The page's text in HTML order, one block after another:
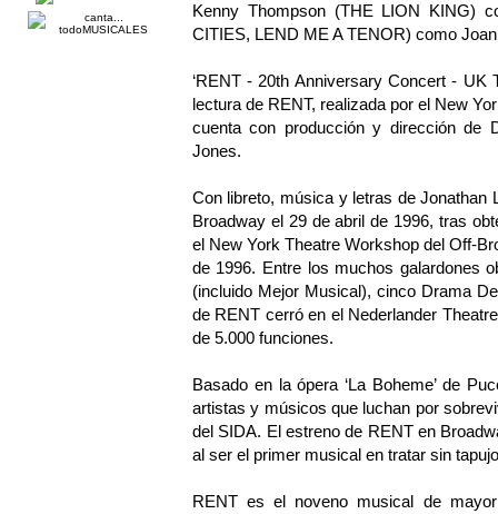
Kenny Thompson (THE LION KING)
CITIES, LEND ME A TENOR) como
‘RENT - 20th Anniversary Concert - UK
lectura de RENT, realizada por el New
cuenta con producción y dirección de
Jones.
Con libreto, música y letras de Jonathan
Broadway el 29 de abril de 1996, tras
el New York Theatre Workshop del Off-
de 1996. Entre los muchos galardones
(incluido Mejor Musical), cinco Drama
de RENT cerró en el Nederlander
de 5.000 funciones.
Basado en la ópera ‘La Boheme’ de
artistas y músicos que luchan por
del SIDA. El estreno de RENT en
al ser el primer musical en tratar sin
RENT es el noveno musical de